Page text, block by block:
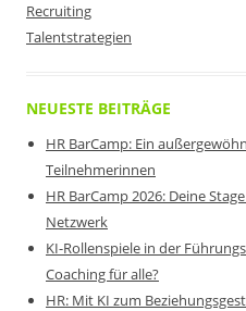
Recruiting
Talentstrategien
NEUESTE BEITRÄGE
HR BarCamp: Ein
Teilnehmerinnen
HR BarCamp 2026: Deine
Netzwerk
KI-Rollenspiele in der
Coaching für alle?
HR: Mit KI zum